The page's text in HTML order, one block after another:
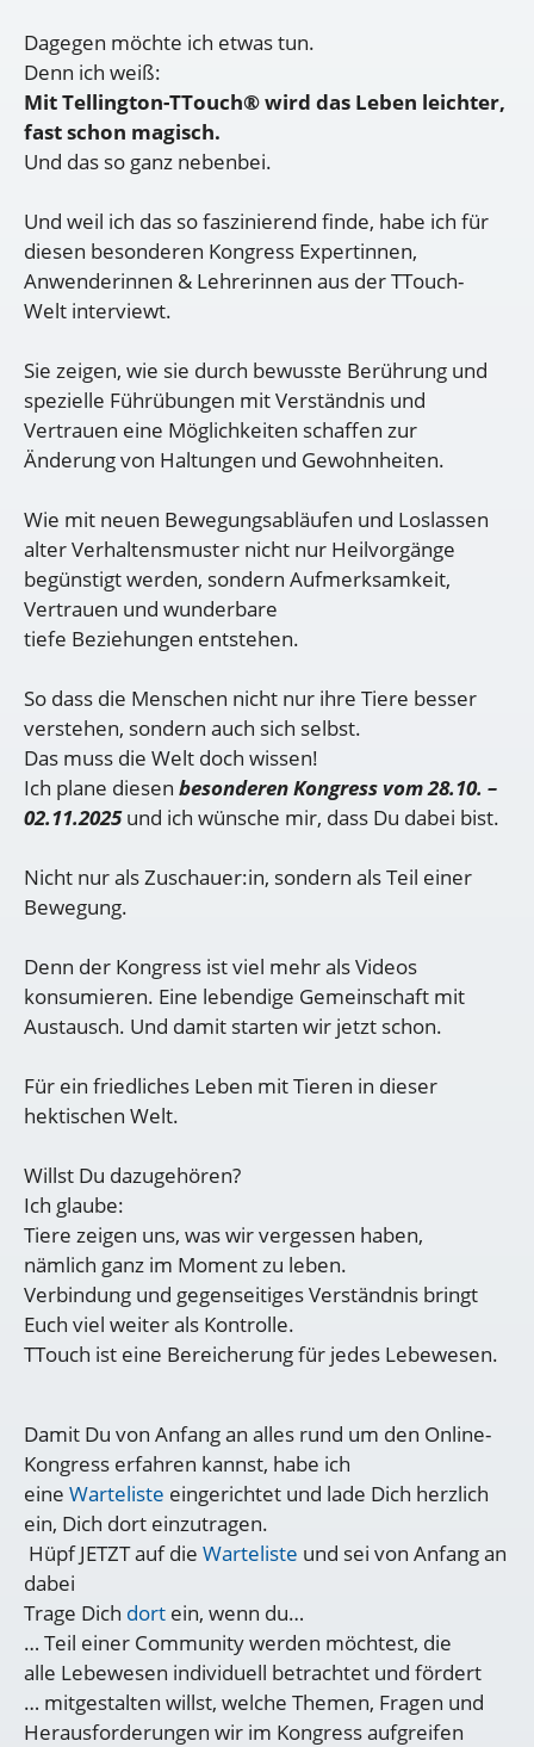
Dagegen möchte ich etwas tun.
Denn ich weiß:
Mit Tellington-TTouch® wird das Leben leichter,
fast schon magisch.
Und das so ganz nebenbei.
Und weil ich das so faszinierend finde, habe ich für
diesen besonderen Kongress Expertinnen,
Anwenderinnen & Lehrerinnen aus der TTouch-
Welt interviewt.
Sie zeigen, wie sie durch bewusste Berührung und
spezielle Führübungen mit Verständnis und
Vertrauen eine Möglichkeiten schaffen zur
Änderung von Haltungen und Gewohnheiten.
Wie mit neuen Bewegungsabläufen und Loslassen
alter Verhaltensmuster nicht nur Heilvorgänge
begünstigt werden, sondern Aufmerksamkeit,
Vertrauen und wunderbare
tiefe Beziehungen entstehen.
So dass die Menschen nicht nur ihre Tiere besser
verstehen, sondern auch sich selbst.
Das muss die Welt doch wissen!
Ich plane diesen besonderen Kongress vom 28.10. –
02.11.2025und ich wünsche mir, dass Du dabei bist.
Nicht nur als Zuschauer:in, sondern als Teil einer
Bewegung.
Denn der Kongress ist viel mehr als Videos
konsumieren. Eine lebendige Gemeinschaft mit
Austausch. Und damit starten wir jetzt schon.
Für ein friedliches Leben mit Tieren in dieser
hektischen Welt.
Willst Du dazugehören?
Ich glaube:
Tiere zeigen uns, was wir vergessen haben,
nämlich ganz im Moment zu leben.
Verbindung und gegenseitiges Verständnis bringt
Euch viel weiter als Kontrolle.
TTouch ist eine Bereicherung für jedes Lebewesen.
Damit Du von Anfang an alles rund um den Online-
Kongress erfahren kannst, habe ich
eine Warteliste eingerichtet und lade Dich herzlich
ein, Dich dort einzutragen.
Hüpf JETZT auf die Warteliste und sei von Anfang an
dabei
Trage Dich dort ein, wenn du…
… Teil einer Community werden möchtest, die
alle Lebewesen individuell betrachtet und fördert
… mitgestalten willst, welche Themen, Fragen und
Herausforderungen wir im Kongress aufgreifen